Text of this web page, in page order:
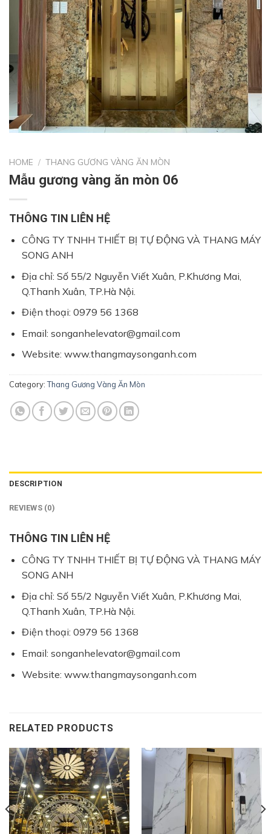
HOME / THANG GƯƠNG VÀNG ĂN MÒN
Mẫu gương vàng ăn mòn 06
THÔNG TIN LIÊN HỆ
CÔNG TY TNHH THIẾT BỊ TỰ ĐỘNG VÀ THANG MÁY
SONG ANH
Địa chỉ: Số 55/2 Nguyễn Viết Xuân, P.Khương Mai,
Q.Thanh Xuân, TP.Hà Nội.
Điện thoại: 0979 56 1368
Email: songanhelevator@gmail.com
Website: www.thangmaysonganh.com
Category:Thang Gương Vàng Ăn Mòn
DESCRIPTION
REVIEWS (0)
THÔNG TIN LIÊN HỆ
CÔNG TY TNHH THIẾT BỊ TỰ ĐỘNG VÀ THANG MÁY
SONG ANH
Địa chỉ: Số 55/2 Nguyễn Viết Xuân, P.Khương Mai,
Q.Thanh Xuân, TP.Hà Nội.
Điện thoại: 0979 56 1368
Email: songanhelevator@gmail.com
Website: www.thangmaysonganh.com
RELATED PRODUCTS